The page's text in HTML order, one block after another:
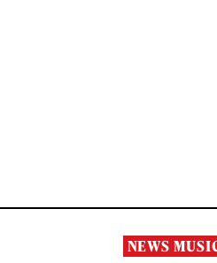
NEWS